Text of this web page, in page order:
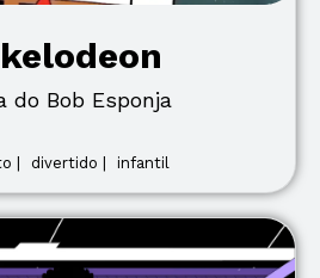
do Bob Esponja
| divertido | infantil